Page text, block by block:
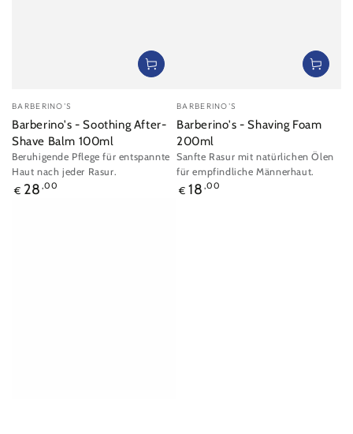
Verkäufer/in:
BARBERINO'S
Barberino's - Soothing After-
Shave Balm 100ml
Beruhigende Pflege für entspannte
Haut nach jeder Rasur.
Regulärer
€ 28 ,00
Verkäufer/in:
BARBERINO'S
Barberino's - Shaving Foam
200ml
Sanfte Rasur mit natürlichen Ölen
für empfindliche Männerhaut.
Regulärer
€ 18 ,00